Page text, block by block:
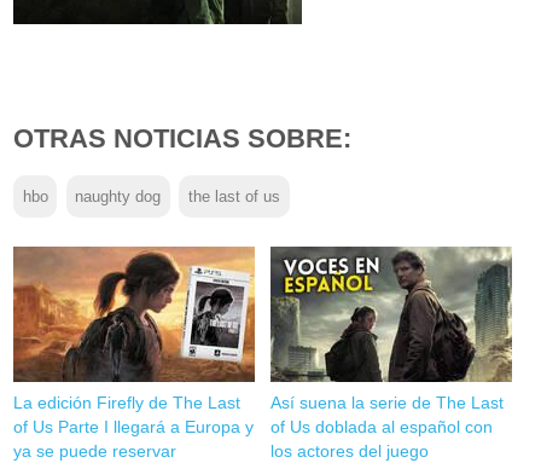
OTRAS NOTICIAS SOBRE:
hbo naughty dog the last of us
La edición Firefly de The Last
of Us Parte I llegará a Europa y
ya se puede reservar
Así suena la serie de The Last
of Us doblada al español con
los actores del juego